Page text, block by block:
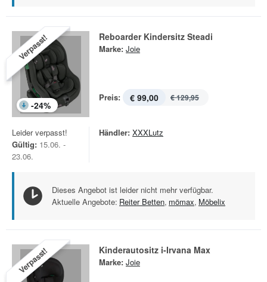
Verpasst!
-24%
Reboarder Kindersitz Steadi
Marke: Joie
Preis: € 99,00 € 129,95
Leider verpasst!
Gültig: 15.06. -
23.06.
Händler: XXXLutz
Dieses Angebot ist leider nicht mehr verfügbar.
Aktuelle Angebote: Reiter Betten, mömax, Möbelix
Verpasst! Kinderautositz i-Irvana Max
Marke: Joie